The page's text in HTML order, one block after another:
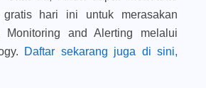
hari ini untuk merasakan
Monitoring and Alerting melalui
Daftar sekarang juga di sini,